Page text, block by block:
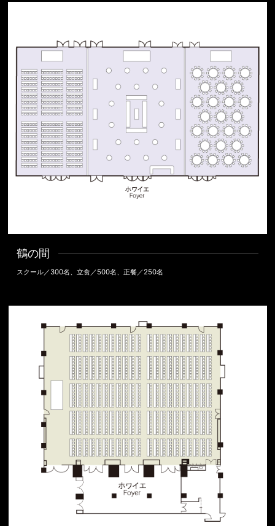
鶴の間
スクール／300名、立食／500名、正餐／250名